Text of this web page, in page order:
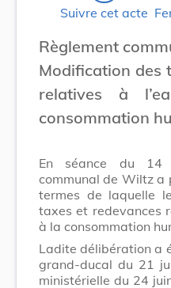
Suivre cet acte
Règlement
Modification des
relatives à
consommation
En séance du 14
communal de Wiltz a
termes de laquelle
taxes et redevances
à la consommation
Ladite délibération a
grand-ducal du 21
ministérielle du 24